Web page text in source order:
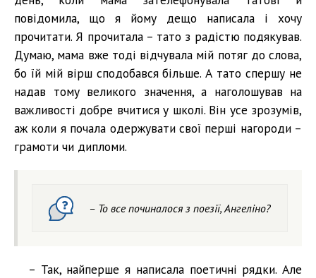
повідомила, що я йому дещо написала і хочу
прочитати. Я прочитала – тато з радістю подякував.
Думаю, мама вже тоді відчувала мій потяг до слова,
бо їй мій вірш сподобався більше. А тато спершу не
надав тому великого значення, а наголошував на
важливості добре вчитися у школі. Він усе зрозумів,
аж коли я почала одержувати свої перші нагороди –
грамоти чи дипломи.
– То все починалося з поезії, Ангеліно?
– Так, найперше я написала поетичні рядки. Але